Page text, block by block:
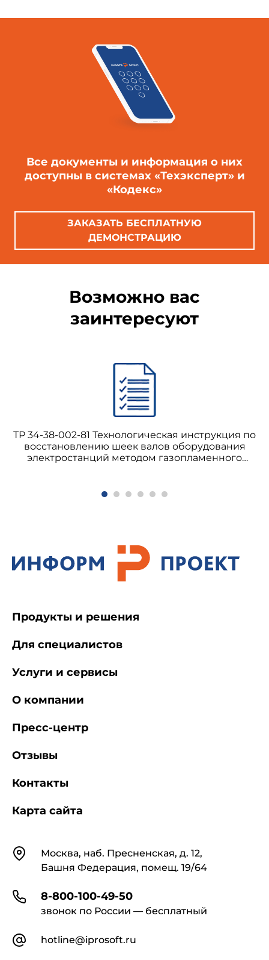
Все документы и информация о них
доступны в системах «Техэксперт» и
«Кодекс»
ЗАКАЗАТЬ БЕСПЛАТНУЮ
ДЕМОНСТРАЦИЮ
Возможно вас
заинтересуют
ТР 34-38-002-81 Технологическая инструкция по
восстановлению шеек валов оборудования
электростанций методом газопламенного
КонтактыМосква, наб. Пресненская, д. 12,
Башня Федерация, помещ. 19/64
8-800-100-49-50
звонок по России — бесплатный
hotline@iprosoft.ru
Продукты и решения
Для специалистов
Услуги и сервисы
О компании
Пресс-центр
Отзывы
Контакты
Карта сайта